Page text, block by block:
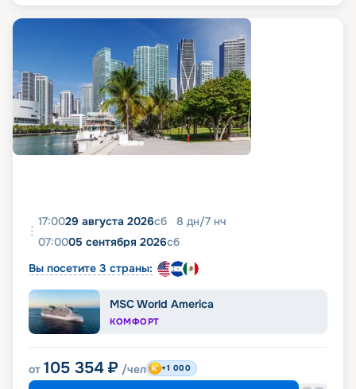
17:0029 августа 2026сб 8 дн/7 нч
07:0005 сентября 2026сб
Вы посетите 3 страны:
MSC World America
КОМФОРТ
от 105 354 ₽ /чел +1 000